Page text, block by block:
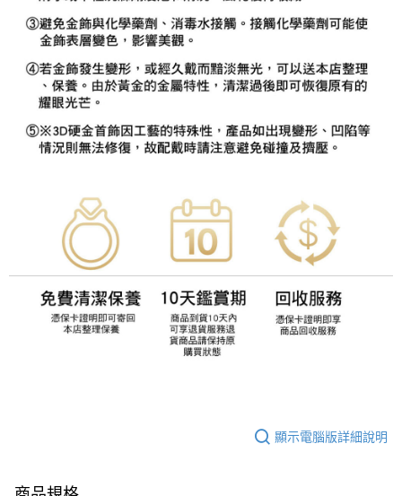
顯示電腦版詳細說明